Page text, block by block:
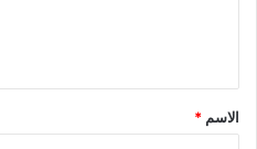
*
الاسم *